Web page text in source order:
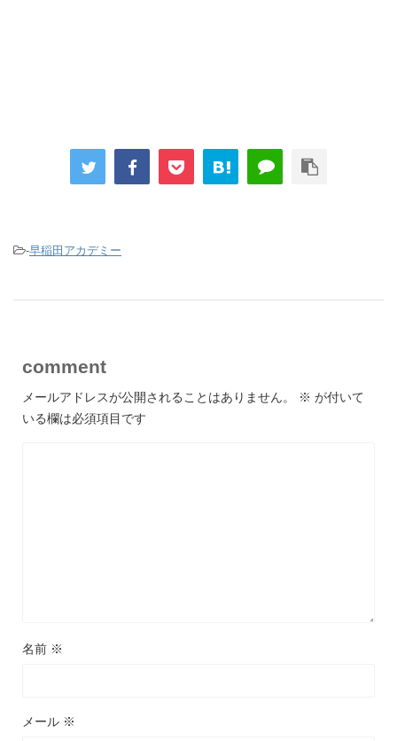
-早稲田アカデミー
comment
メールアドレスが公開されることはありません。 ※ が付いて
いる欄は必須項目です
名前 ※
メール ※